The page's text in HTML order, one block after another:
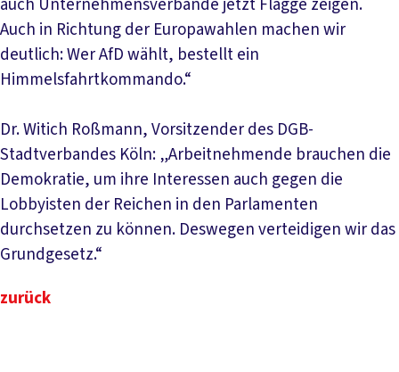
auch Unternehmensverbände jetzt Flagge zeigen.
Auch in Richtung der Europawahlen machen wir
deutlich: Wer AfD wählt, bestellt ein
Himmelsfahrtkommando.“
Dr. Witich Roßmann, Vorsitzender des DGB-
Stadtverbandes Köln: „Arbeitnehmende brauchen die
Demokratie, um ihre Interessen auch gegen die
Lobbyisten der Reichen in den Parlamenten
durchsetzen zu können. Deswegen verteidigen wir das
Grundgesetz.“
zurück